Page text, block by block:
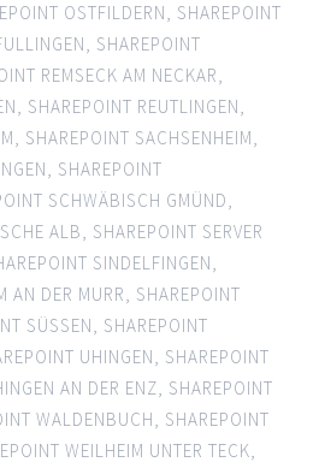
OSTFILDERN, SHAREPOINT
, SHAREPOINT
REMSECK AM NECKAR,
, SHAREPOINT REUTLINGEN,
, SHAREPOINT SACHSENHEIM,
, SHAREPOINT
SCHWÄBISCH GMÜND,
ALB, SHAREPOINT SERVER
SINDELFINGEN,
AN DER MURR, SHAREPOINT
SÜSSEN , SHAREPOINT
UHINGEN, SHAREPOINT
AN DER ENZ, SHAREPOINT
WALDENBUCH, SHAREPOINT
WEILHEIM UNTER TECK,